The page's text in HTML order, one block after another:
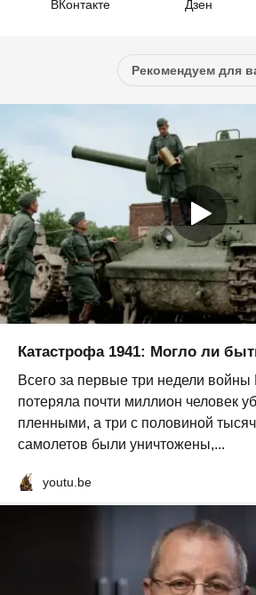
ВКонтакте Дзен
Рекомендуем для
Катастрофа 1941: Могло ли
Всего за первые три недели
потеряла почти миллион человек
пленными, а три с половиной
самолетов были уничтожены,...
youtu.be